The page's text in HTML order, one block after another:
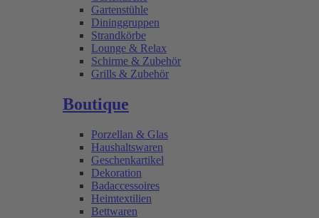
Gartenstühle
Dininggruppen
Strandkörbe
Lounge & Relax
Schirme & Zubehör
Grills & Zubehör
Boutique
Porzellan & Glas
Haushaltswaren
Geschenkartikel
Dekoration
Badaccessoires
Heimtextilien
Bettwaren